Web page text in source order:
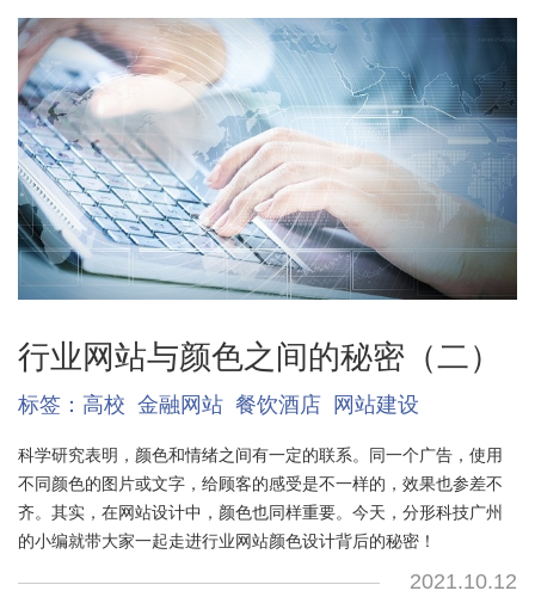
行业网站与颜色之间的秘密（二）
标签： 高校 金融网站 餐饮酒店 网站建设
科学研究表明，颜色和情绪之间有一定的联系。同一个广告，使用
不同颜色的图片或文字，给顾客的感受是不一样的，效果也参差不
齐。其实，在网站设计中，颜色也同样重要。今天，分形科技广州
的小编就带大家一起走进行业网站颜色设计背后的秘密！
2021.10.12